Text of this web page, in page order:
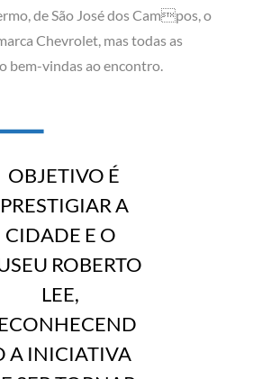
de São José dos Campos, o
Chevrolet, mas todas as
bem-vindas ao encontro.
OBJETIVO É
A
CIDADE E O
ROBERTO
LEE,
A INICIATIVA